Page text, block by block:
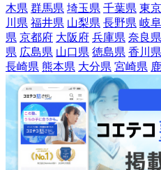
木県 群馬県 埼玉県 千葉県 東
川県 福井県 山梨県 長野県 岐
県 京都府 大阪府 兵庫県 奈良県
県 広島県 山口県 徳島県 香川県
長崎県 熊本県 大分県 宮崎県